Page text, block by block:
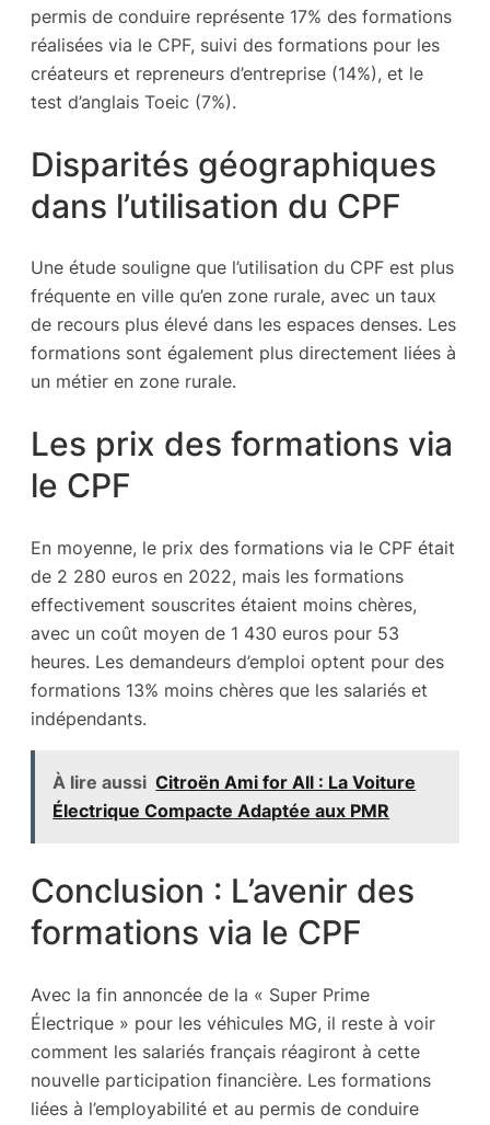
permis de conduire représente 17% des formations
réalisées via le CPF, suivi des formations pour les
créateurs et repreneurs d’entreprise (14%), et le
test d’anglais Toeic (7%).
Disparités géographiques
dans l’utilisation du CPF
Une étude souligne que l’utilisation du CPF est plus
fréquente en ville qu’en zone rurale, avec un taux
de recours plus élevé dans les espaces denses. Les
formations sont également plus directement liées à
un métier en zone rurale.
Les prix des formations via
le CPF
En moyenne, le prix des formations via le CPF était
de 2 280 euros en 2022, mais les formations
effectivement souscrites étaient moins chères,
avec un coût moyen de 1 430 euros pour 53
heures. Les demandeurs d’emploi optent pour des
formations 13% moins chères que les salariés et
indépendants.
À lire aussi Citroën Ami for All : La Voiture
Électrique Compacte Adaptée aux PMR
Conclusion : L’avenir des
formations via le CPF
Avec la fin annoncée de la « Super Prime
Électrique » pour les véhicules MG, il reste à voir
comment les salariés français réagiront à cette
nouvelle participation financière. Les formations
liées à l’employabilité et au permis de conduire